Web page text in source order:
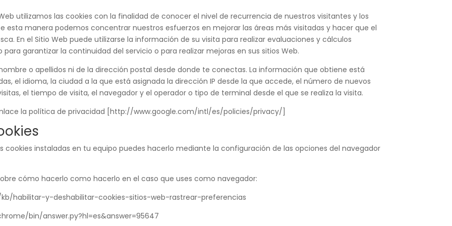
utilizamos las cookies con la finalidad de conocer el nivel de recurrencia de nuestros visitantes y los
esta manera podemos concentrar nuestros esfuerzos en mejorar las áreas más visitadas y hacer que el
En el Sitio Web puede utilizarse la información de su visita para realizar evaluaciones y cálculos
garantizar la continuidad del servicio o para realizar mejoras en sus sitios Web.
o apellidos ni de la dirección postal desde donde te conectas. La información que obtiene está
el idioma, la ciudad a la que está asignada la dirección IP desde la que accede, el número de nuevos
el tiempo de visita, el navegador y el operador o tipo de terminal desde el que se realiza la visita.
la política de privacidad [http://www.google.com/intl/es/policies/privacy/]
cookies instaladas en tu equipo puedes hacerlo mediante la configuración de las opciones del navegador
cómo hacerlo como hacerlo en el caso que uses como navegador:
habilitar-y-deshabilitar-cookies-sitios-web-rastrear-preferencias
bin/answer.py?hl=es&answer=95647